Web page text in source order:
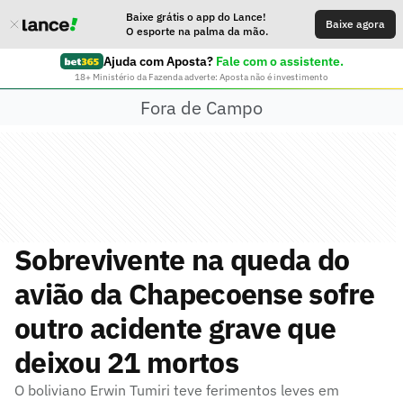
Baixe grátis o app do Lance!
O esporte na palma da mão.
Baixe agora
Ajuda com Aposta? Fale com o assistente.
18+ Ministério da Fazenda adverte: Aposta não é investimento
Fora de Campo
Sobrevivente na queda do
avião da Chapecoense sofre
outro acidente grave que
deixou 21 mortos
O boliviano Erwin Tumiri teve ferimentos leves em